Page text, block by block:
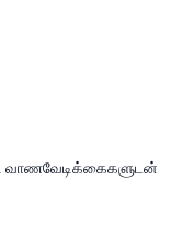
வாணவேடிக்கைகளுடன்